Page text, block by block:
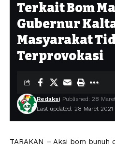
Terkait Bom
Gubernur
Masyarakat
Terprovokasi
Last updated: 28 Maret 2021
Redaksi Published: 28
TARAKAN – Aksi bom bunuh